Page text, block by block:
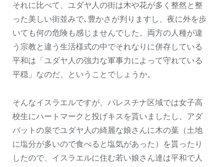
それに比べて、ユダヤ人の街は木や花が多く整然と整
った美しい街並みで､豊かさが判りますし、夜に外を歩
いても何の危険も感じませんでした。両方の人種が違
う宗教と違う生活様式の中でそれなりに併存している
平和は「ユダヤ人の強力な軍事力によって守れている
平穏」なのだ、ということでしょうか。
そんなイスラエルですが、パレスチナ区域では女子高
校生にハートマークと投げキスを貰いましたし、アダ
バットの泉でユダヤ人の綺麗な娘さんに木の葉（土地
に塩分が多いので食べると塩気があった）を貰ったり
したので、イスラエルに住む若い娘さん達は平和で人